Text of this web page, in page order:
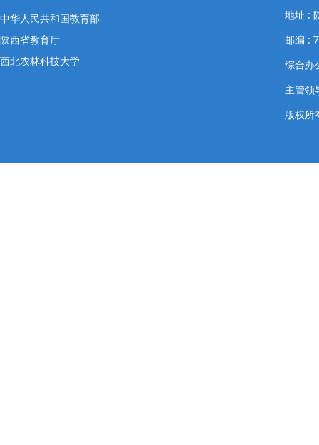
中华人民共和国教育部
陕西省教育厅
西北农林科技大学
地址 :
邮编 :
综合办
主管
版权